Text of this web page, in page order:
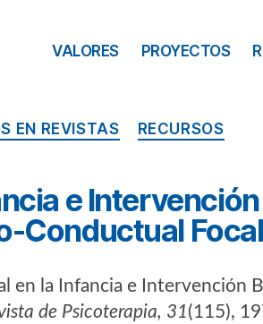
VALORES PROYECTOS
EN REVISTAS RECURSOS
e Intervención
Conductual
en la Infancia e Intervención
de Psicoterapia, 31(115),